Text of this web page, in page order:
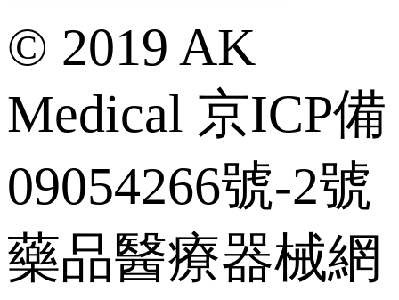
© 2019 AK
Medical 京ICP備
09054266號-2號
藥品醫療器械網